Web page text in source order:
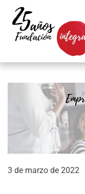
Skip to main
3 de marzo de 2022